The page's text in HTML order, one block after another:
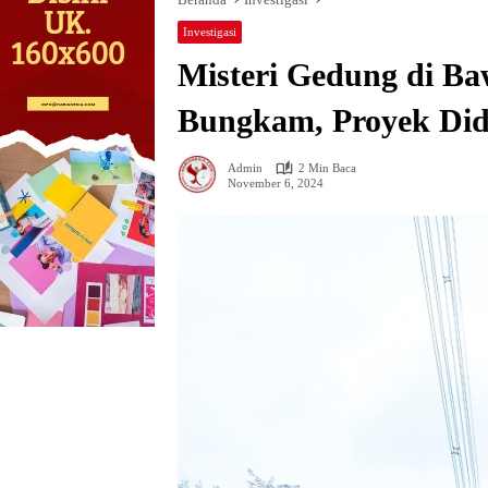
Investigasi
Misteri Gedung di
Bungkam, Proyek
Admin
2 Min Baca
November 6, 2024